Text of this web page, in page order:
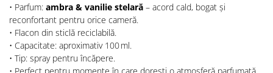
• Parfum: ambra & vanilie stelară – acord cald, bogat și
reconfortant pentru orice cameră.
• Flacon din sticlă reciclabilă.
• Capacitate: aproximativ 100 ml.
• Tip: spray pentru încăpere.
• Perfect pentru momente în care dorești o atmosferă parfumată